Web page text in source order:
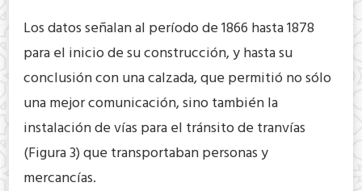
Los datos señalan al período de 1866 hasta 1878
para el inicio de su construcción, y hasta su
conclusión con una calzada, que permitió no sólo
una mejor comunicación, sino también la
instalación de vías para el tránsito de tranvías
(Figura 3) que transportaban personas y
mercancías.